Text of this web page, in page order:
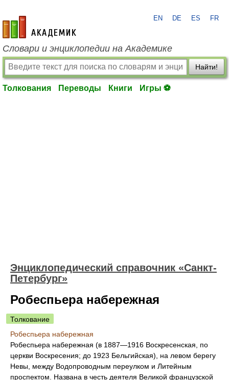
academic.ru
EN DE ES FR
Словари и энциклопедии на Академике
Найти!
Толкования Переводы Книги Игры ⚽
Энциклопедический справочник «Санкт-
Петербург»
Робеспьера набережная
Толкование
Робеспьера набережная
Робеспьера набережная (в 1887—1916 Воскресенская, по
церкви Воскресения; до 1923 Бельгийская), на левом берегу
Невы, между Водопроводным переулком и Литейным
проспектом. Названа в честь деятеля Великой французской